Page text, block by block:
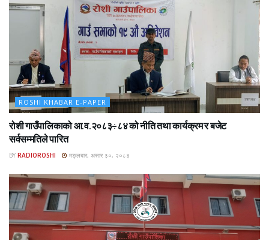
ROSHI KHABAR E-PAPER
रोशी गाउँपालिकाको आ.व.२०८३÷८४ को नीति तथा कार्यक्रम र बजेट
सर्वसम्मतिले पारित
BY RADIOROSHI मङ्लबार, असार ३०, २०८३